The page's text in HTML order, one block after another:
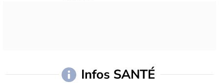
Infos SANTÉ